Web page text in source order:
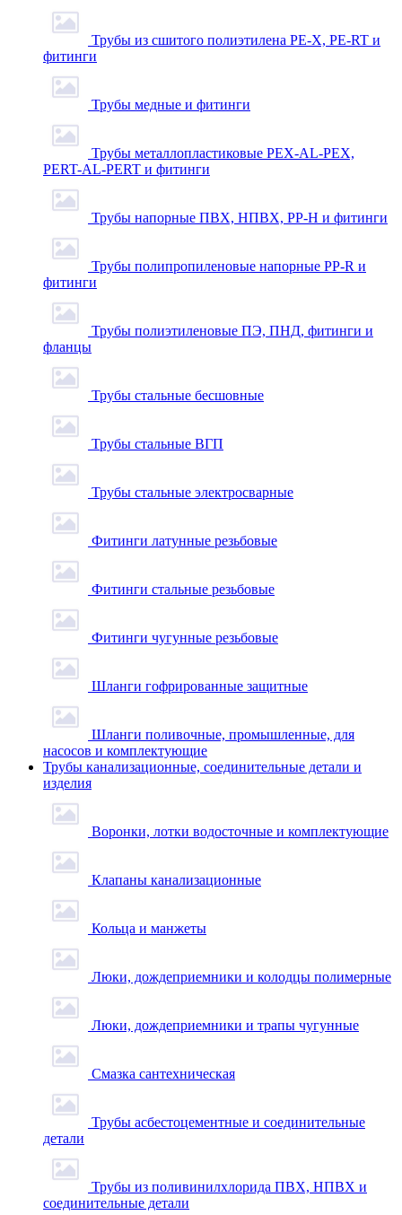
Трубы из сшитого полиэтилена PE-X, PE-RT и
фитинги
Трубы медные и фитинги
Трубы металлопластиковые PEX-AL-PEX,
PERT-AL-PERT и фитинги
Трубы напорные ПВХ, НПВХ, PP-H и фитинги
Трубы полипропиленовые напорные PP-R и
фитинги
Трубы полиэтиленовые ПЭ, ПНД, фитинги и
фланцы
Трубы стальные бесшовные
Трубы стальные ВГП
Трубы стальные электросварные
Фитинги латунные резьбовые
Фитинги стальные резьбовые
Фитинги чугунные резьбовые
Шланги гофрированные защитные
Шланги поливочные, промышленные, для
насосов и комплектующие
Трубы канализационные, соединительные детали и
изделия
Воронки, лотки водосточные и комплектующие
Клапаны канализационные
Кольца и манжеты
Люки, дождеприемники и колодцы полимерные
Люки, дождеприемники и трапы чугунные
Смазка сантехническая
Трубы асбестоцементные и соединительные
детали
Трубы из поливинилхлорида ПВХ, НПВХ и
соединительные детали